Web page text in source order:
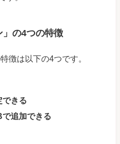
」の4つの特徴
徴は以下の4つです。
できる
追加できる